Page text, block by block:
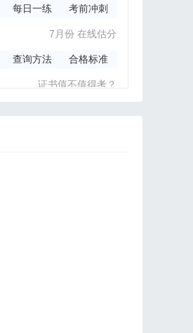
方指导书
统集成项目管
官方指导教材
每日一练 考前冲刺
7月份 在线估分
查询方法 合格标准
证书值不值得考？